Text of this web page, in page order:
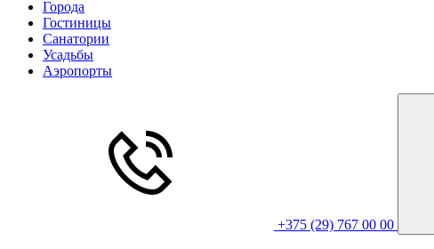
Города
Гостиницы
Санатории
Усадьбы
Аэропорты
+375 (29) 767 00 00